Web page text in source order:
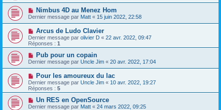
Nimbus 4D au Menez Hom
Dernier message par Matt « 15 juin 2022, 22:58
Arcus de Ludo Clavier
Dernier message par olivier D « 22 avr. 2022, 09:47
Réponses : 1
Pub pour un copain
Dernier message par Uncle Jim « 20 avr. 2022, 17:04
Pour les amoureux du lac
Dernier message par Uncle Jim « 10 avr. 2022, 19:27
Réponses : 5
Un RES en OpenSource
Dernier message par Matt « 24 mars 2022, 09:25